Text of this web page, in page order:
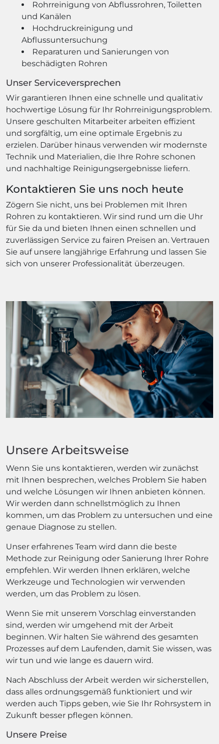
Rohrreinigung von Abflussrohren, Toiletten
und Kanälen
Hochdruckreinigung und
Abflussuntersuchung
Reparaturen und Sanierungen von
beschädigten Rohren
Unser Serviceversprechen
Wir garantieren Ihnen eine schnelle und qualitativ
hochwertige Lösung für Ihr Rohrreinigungsproblem.
Unsere geschulten Mitarbeiter arbeiten effizient
und sorgfältig, um eine optimale Ergebnis zu
erzielen. Darüber hinaus verwenden wir modernste
Technik und Materialien, die Ihre Rohre schonen
und nachhaltige Reinigungsergebnisse liefern.
Kontaktieren Sie uns noch heute
Zögern Sie nicht, uns bei Problemen mit Ihren
Rohren zu kontaktieren. Wir sind rund um die Uhr
für Sie da und bieten Ihnen einen schnellen und
zuverlässigen Service zu fairen Preisen an. Vertrauen
Sie auf unsere langjährige Erfahrung und lassen Sie
sich von unserer Professionalität überzeugen.
Unsere Arbeitsweise
Wenn Sie uns kontaktieren, werden wir zunächst
mit Ihnen besprechen, welches Problem Sie haben
und welche Lösungen wir Ihnen anbieten können.
Wir werden dann schnellstmöglich zu Ihnen
kommen, um das Problem zu untersuchen und eine
genaue Diagnose zu stellen.
Unser erfahrenes Team wird dann die beste
Methode zur Reinigung oder Sanierung Ihrer Rohre
empfehlen. Wir werden Ihnen erklären, welche
Werkzeuge und Technologien wir verwenden
werden, um das Problem zu lösen.
Wenn Sie mit unserem Vorschlag einverstanden
sind, werden wir umgehend mit der Arbeit
beginnen. Wir halten Sie während des gesamten
Prozesses auf dem Laufenden, damit Sie wissen, was
wir tun und wie lange es dauern wird.
Nach Abschluss der Arbeit werden wir sicherstellen,
dass alles ordnungsgemäß funktioniert und wir
werden auch Tipps geben, wie Sie Ihr Rohrsystem in
Zukunft besser pflegen können.
Unsere Preise